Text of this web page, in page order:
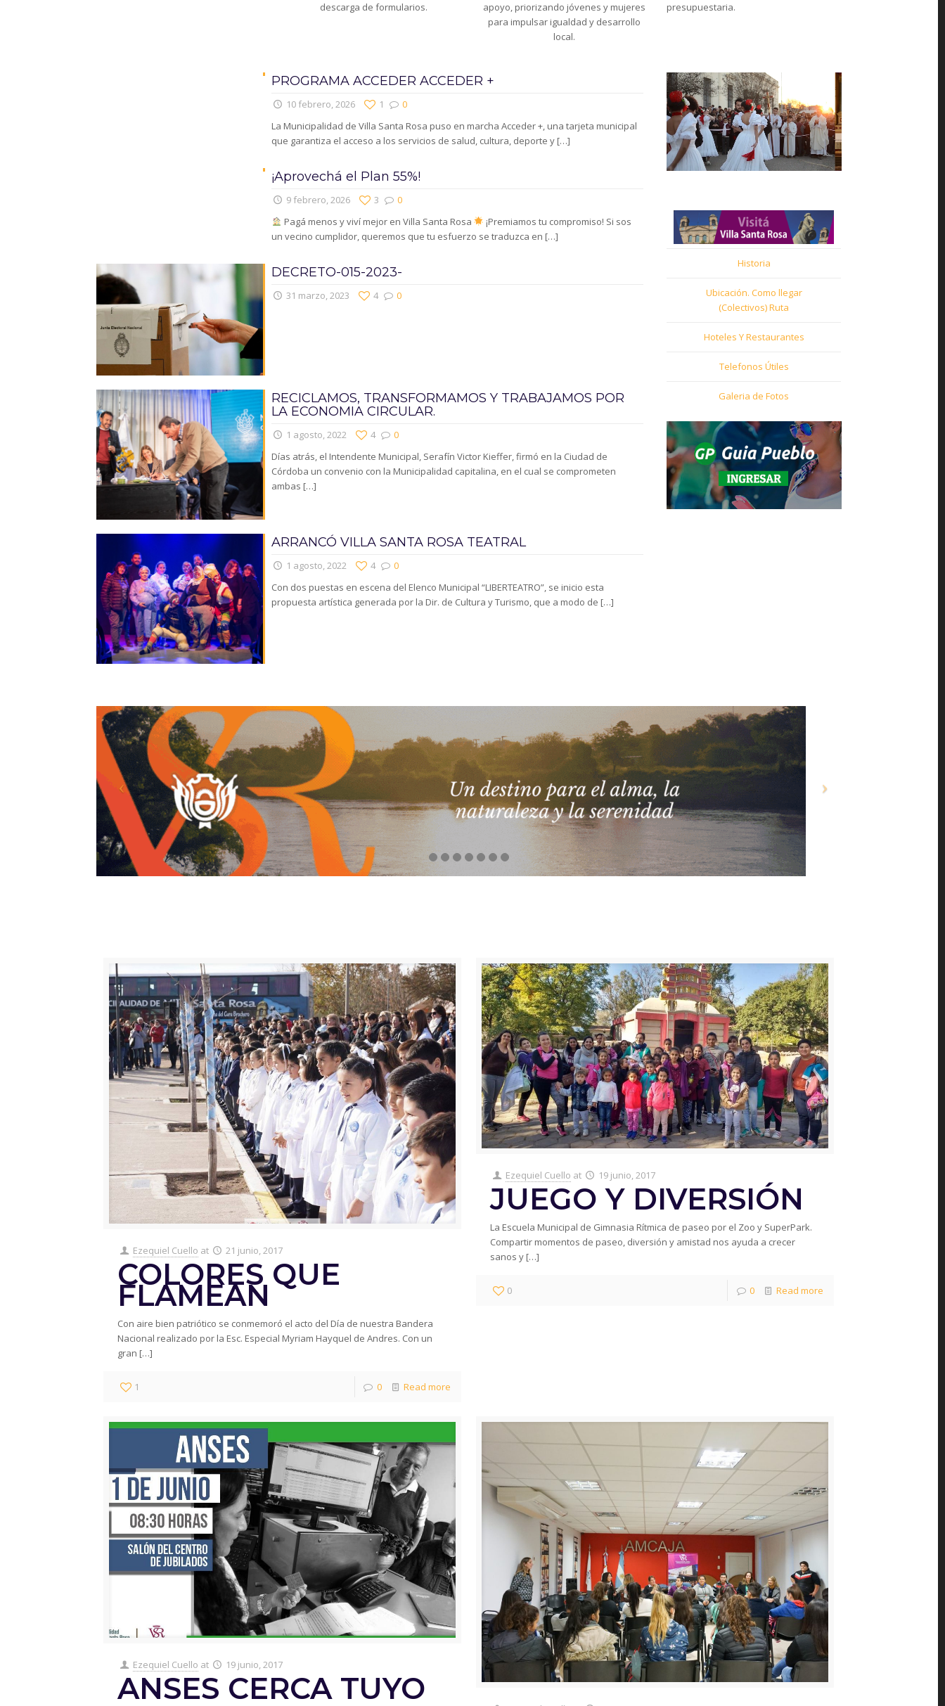
descarga de formularios.
apoyo, priorizando jóvenes y mujeres
para impulsar igualdad y desarrollo
local.
presupuestaria.
PROGRAMA ACCEDER ACCEDER +
10 febrero, 2026 0
1
La Municipalidad de Villa Santa Rosa puso en marcha Acceder +, una tarjeta municipal
que garantiza el acceso a los servicios de salud, cultura, deporte y[…]
¡Aprovechá el Plan 55%!
9 febrero, 2026 0
3
Pagá menos y viví mejor en Villa Santa Rosa
¡Premiamos tu compromiso! Si sos
un vecino cumplidor, queremos que tu esfuerzo se traduzca en […]
DECRETO-015-2023-
31 marzo, 2023 0
4
RECICLAMOS, TRANSFORMAMOS Y TRABAJAMOS POR
LA ECONOMIA CIRCULAR.
1 agosto, 2022 0
4
Días atrás, el Intendente Municipal, Serafín Victor Kieffer, firmó en la Ciudad de
Córdoba un convenio con la Municipalidad capitalina, en el cual se comprometen
ambas […]
ARRANCÓ VILLA SANTA ROSA TEATRAL
1 agosto, 2022 0
4
Con dos puestas en escena del Elenco Municipal “LIBERTEATRO”, se inicio esta
propuesta artística generada por la Dir. de Cultura y Turismo, que a modo de […]
Historia
Ubicación. Como llegar
(Colectivos) Ruta
Hoteles Y Restaurantes
Telefonos Útiles
Galeria de Fotos
Ezequiel Cuello at 21 junio, 2017
COLORES QUE
FLAMEAN
Con aire bien patriótico se conmemoró el acto del Día de nuestra Bandera
Nacional realizado por la Esc. Especial Myriam Hayquel de Andres. Con un
gran […]
1 0 Read more
Ezequiel Cuello at 19 junio, 2017
JUEGO Y DIVERSIÓN
La Escuela Municipal de Gimnasia Rítmica de paseo por el Zoo y SuperPark.
Compartir momentos de paseo, diversión y amistad nos ayuda a crecer
sanos y […]
0 0 Read more
Ezequiel Cuello at 19 junio, 2017
ANSES CERCA TUYO